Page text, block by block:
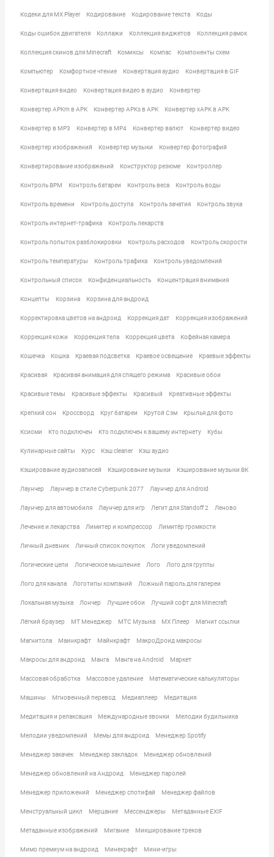
Кодеки для MX Player Кодирование Кодирование текста Коды
Коды ошибок двигателя Коллажи Коллекция виджетов Коллекция рамок
Коллекция скинов для Minecraft Комиксы Компас Компоненты схем
Компьютер Комфортное чтение Конвертация аудио Конвертация в GIF
Конвертация видео Конвертация видео в аудио Конвертер
Конвертер APKm в APK Конвертер APKs в APK Конвертер xAPK в APK
Конвертер в MP3 Конвертер в MP4 Конвертер валют Конвертер видео
Конвертер изображений Конвертер музыки Конвертер фотографий
Конвертирование изображений Конструктор резюме Контроллер
Контроль BPM Контроль батареи Контроль веса Контроль воды
Контроль времени Контроль доступа Контроль зачатия Контроль звука
Контроль интернет-трафика Контроль лекарств
Контроль попыток разблокировки Контроль расходов Контроль скорости
Контроль температуры Контроль трафика Контроль уведомлений
Контрольный список Конфиденциальность Концентрация внимания
Концепты Корзина Корзина для андроид
Корректировка цветов на андроид Коррекция дат Коррекция изображений
Коррекция кожи Коррекция тела Коррекция цвета Кофейная камера
Кошечка Кошка Краевая подсветка Краевое освещение Краевые эффекты
Красивая Красивая анимация для спящего режима Красивые обои
Красивые темы Красивые эффекты Красивый Креативные эффекты
Крепкий сон Кроссворд Круг батареи Крутой Сэм Крылья для фото
Ксиоми Кто подключен Кто подключен к вашему интернету Кубы
Кулинарные сайты Курс Кэш cleaner Кэш аудио
Кэширование аудиозаписей Кэширование музыки Кэширование музыки ВК
Лаунчер Лаунчер в стиле Cyberpunk 2077 Лаунчер для Android
Лаунчер для автомобиля Лаунчер для игр Легит для Standoff 2 Леново
Лечение и лекарства Лимитер и компрессор Лимитёр громкости
Личный дневник Личный список покупок Логи уведомлений
Логические цепи Логическое мышление Лого Лого для группы
Лого для канала Логотипы компаний Ложный пароль для галереи
Локальная музыка Лончер Лучшие обои Лучший софт для Minecraft
Лёгкий браузер МТ Менеджер МТС Музыка МХ Плеер Магнит ссылки
Магнитола Маинкрафт Майнкрафт МакроДроид макросы
Макросы для андроид Манга Манга на Android Маркет
Массовая обработка Массовое удаление Математические калькуляторы
Машины Мгновенный перевод Медиаплеер Медитация
Медитация и релаксация Международные звонки Мелодии будильника
Мелодии уведомлений Мемы для андроид Менеджер Spotify
Менеджер закачек Менеджер закладок Менеджер обновлений
Менеджер обновлений на Андроид Менеджер паролей
Менеджер приложений Менеджер спотифай Менеджер файлов
Менструальный цикл Мерцание Мессенджеры Метаданные EXIF
Метаданные изображений Мигание Микширование треков
Мимо премиум на андроид Минекрафт Мини-игры